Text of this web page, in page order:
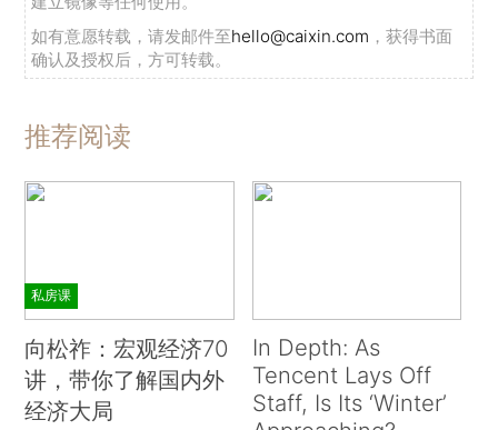
如有意愿转载，请发邮件至hello@caixin.com ，获得书面
确认及授权后，方可转载。
推荐阅读
私房课
向松祚：宏观经济70
讲，带你了解国内外
经济大局
In Depth: As
Tencent Lays Off
Staff, Is Its ‘Winter’